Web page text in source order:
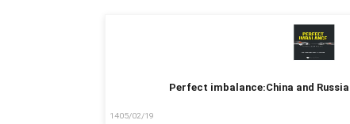
Perfect imbalance:China and Russia
1405/02/19